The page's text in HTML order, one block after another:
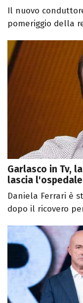
Il nuovo
pomeriggio della
Garlasco in Tv,
lascia
Daniela Ferrari è
dopo il ricovero